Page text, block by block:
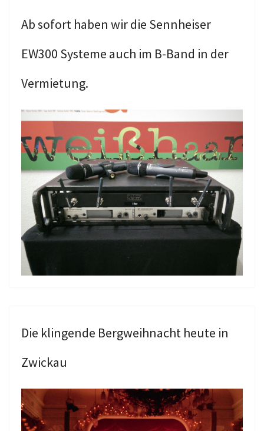
Ab sofort haben wir die Sennheiser
EW300 Systeme auch im B-Band in der
Vermietung.
Die klingende Bergweihnacht heute in
Zwickau